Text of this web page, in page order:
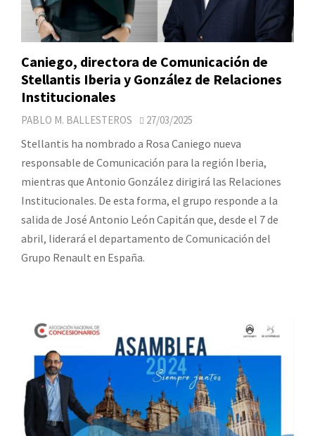
Caniego, directora de Comunicación de
Stellantis Iberia y González de Relaciones
Institucionales
PABLO M. BALLESTEROS 27/03/2025
Stellantis ha nombrado a Rosa Caniego nueva
responsable de Comunicación para la región Iberia,
mientras que Antonio González dirigirá las Relaciones
Institucionales. De esta forma, el grupo responde a la
salida de José Antonio León Capitán que, desde el 7 de
abril, liderará el departamento de Comunicación del
Grupo Renault en España.